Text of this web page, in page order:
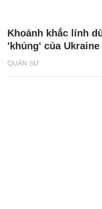
QUÂN SỰ
Khoảnh khắc lính
'khủng' của Ukraine